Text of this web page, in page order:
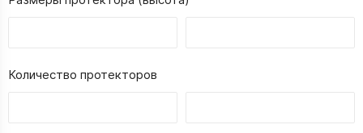
Количество протекторов